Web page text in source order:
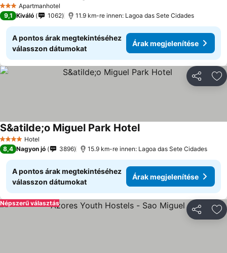
3 KategóriaApartmanhotel
9,1 Kiváló 1062 11.9 km-re innen: Lagoa das Sete Cidades
A pontos árak megtekintéséhez
válasszon dátumokat
Árak megjelenítése
4 KategóriaHotel
S&atilde;o Miguel Park Hotel
8,4 Nagyon jó 3896 15.9 km-re innen: Lagoa das Sete Cidades
A pontos árak megtekintéséhez
válasszon dátumokat
Árak megjelenítése
Népszerű választás